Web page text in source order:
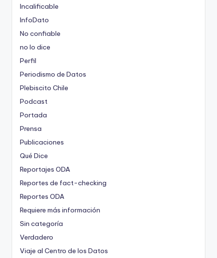
Incalificable
InfoDato
No confiable
no lo dice
Perfil
Periodismo de Datos
Plebiscito Chile
Podcast
Portada
Prensa
Publicaciones
Qué Dice
Reportajes ODA
Reportes de fact-checking
Reportes ODA
Requiere más información
Sin categoría
Verdadero
Viaje al Centro de los Datos